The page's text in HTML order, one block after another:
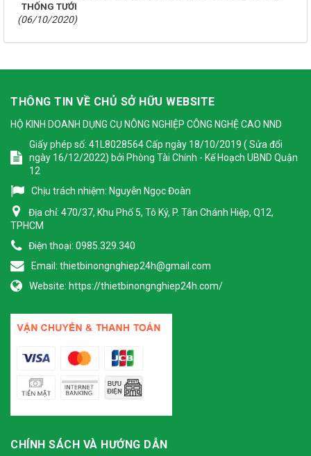
THỐNG TƯỚI
(06/10/2020)
THÔNG TIN VỀ CHỦ SỞ HỮU WEBSITE
HỘ KINH DOANH DỤNG CỤ NÔNG NGHIỆP CÔNG NGHỆ CAO NND
Giấy phép số: 41L8028564 Cấp ngày 18/10/2019 ( Sửa đổi
ngày 16/12/2022) bởi Phòng Tài Chính - Kế Hoạch UBND Quận
12
Chịu trách nhiệm: Nguyễn Ngọc Đoàn
Địa chỉ: 470/37, Khu Phố 5, Tô Ký, P. Tân Chánh Hiệp, Q12,
TPHCM
Điện thoại: 0985.329.340
Email: thietbinongnghiep24h@gmail.com
Website: https://thietbinongnghiep24h.com/
CHÍNH SÁCH VÀ HƯỚNG DẪN